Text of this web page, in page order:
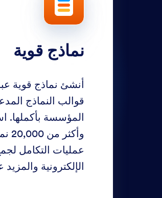
نماذج قوية
أنشئ نماذج قوية
قوالب النماذج
المؤسسة بأكملها.
عمليات التكامل
الإلكترونية